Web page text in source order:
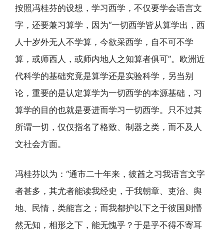
按照冯桂芬的设想，学习西学，不仅要学会语言文
字，还要兼习算学，因为“一切西学皆从算学出，西
人十岁外无人不学算，今欲采西学，自不可不学
算，或师西人，或师内地人之知算者俱可”。欧洲近
代科学的基础究竟是算学还是实验科学，另当别
论，重要的是认定算学为一切西学的本源基础，习
算学的目的也就是要进而学习一切西学。只不过其
所谓一切，仅仅指名了格致、制器之类，而不及人
文社会方面。
冯桂芬以为：“通市二十年来，彼酋之习我语言文字
者甚多，其尤者能读我经史，于我朝章、吏治、舆
地、民情，类能言之；而我都护以下之于彼国则懵
然无知，相形之下，能无愧乎？于是乎不得不寄耳